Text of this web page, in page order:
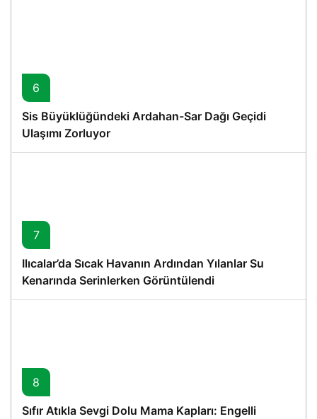
6
Sis Büyüklüğündeki Ardahan-Sar Dağı Geçidi
Ulaşımı Zorluyor
7
Ilıcalar’da Sıcak Havanın Ardından Yılanlar Su
Kenarında Serinlerken Görüntülendi
8
Sıfır Atıkla Sevgi Dolu Mama Kapları: Engelli